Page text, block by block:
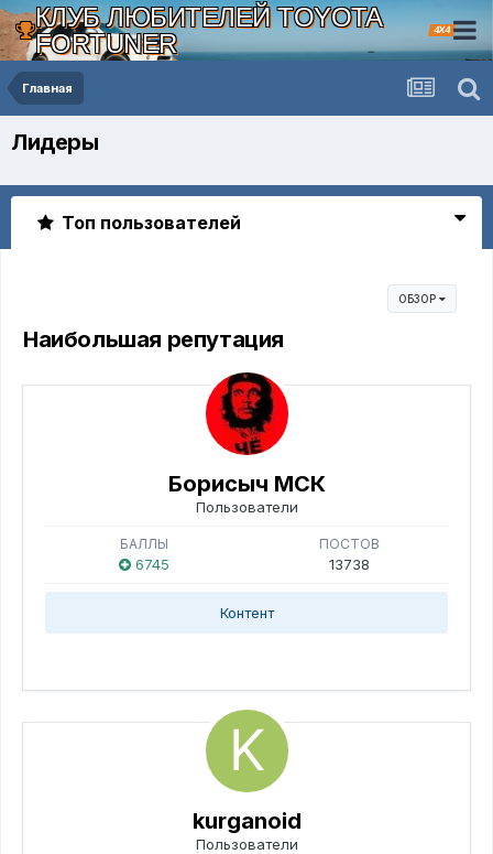
КЛУБ ЛЮБИТЕЛЕЙ TOYOTA
FORTUNER
4X4
Главная
Лидеры
Топ пользователей
ОБЗОР
Наибольшая репутация
Борисыч МСК
Пользователи
БАЛЛЫ
6745
ПОСТОВ
13738
Контент
kurganoid
Пользователи